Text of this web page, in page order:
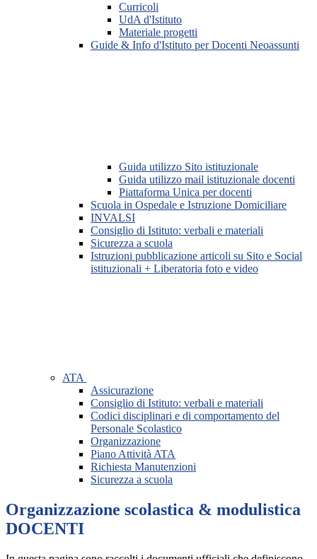
Curricoli
UdA d'Istituto
Materiale progetti
Guide & Info d'Istituto per Docenti Neoassunti
Guida utilizzo Sito istituzionale
Guida utilizzo mail istituzionale docenti
Piattaforma Unica per docenti
Scuola in Ospedale e Istruzione Domiciliare
INVALSI
Consiglio di Istituto: verbali e materiali
Sicurezza a scuola
Istruzioni pubblicazione articoli su Sito e Social
istituzionali + Liberatoria foto e video
ATA
Assicurazione
Consiglio di Istituto: verbali e materiali
Codici disciplinari e di comportamento del
Personale Scolastico
Organizzazione
Piano Attività ATA
Richiesta Manutenzioni
Sicurezza a scuola
Organizzazione scolastica & modulistica
DOCENTI